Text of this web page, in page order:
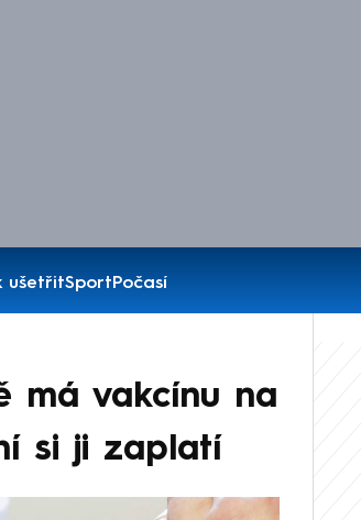
ušetřitSportPočasí
má vakcínu na
si ji zaplatí